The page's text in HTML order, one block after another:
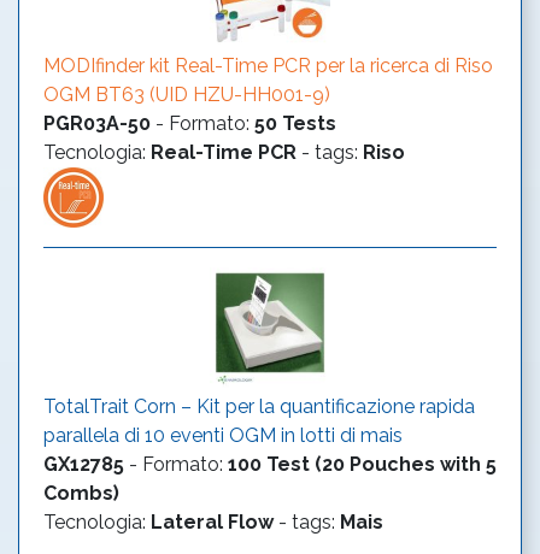
MODIfinder kit Real-Time PCR per la ricerca di Riso
OGM BT63 (UID HZU-HH001-9)
PGR03A-50 - Formato: 50 Tests
Tecnologia: Real-Time PCR - tags: Riso
TotalTrait Corn – Kit per la quantificazione rapida
parallela di 10 eventi OGM in lotti di mais
GX12785 - Formato: 100 Test (20 Pouches with 5
Combs)
Tecnologia: Lateral Flow - tags: Mais